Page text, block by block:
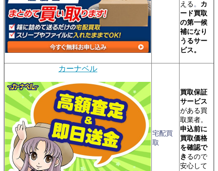
える。 カ
ード買取
の第一候
補になり
うるサー
ビス。
カーナベル
宅配買
取
買取保証
サービス
がある買
取業者。
申込前に
買取価格
を確認で
き るので
安心して